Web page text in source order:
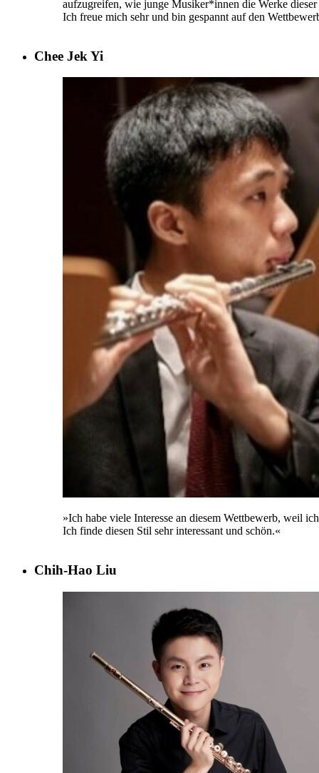
aufzugreifen, wie junge Musiker*innen die Werke
Ich freue mich sehr und bin gespannt auf den
Chee Jek Yi
»Ich habe viele Interesse an diesem Wettbewerb, weil
Ich finde diesen Stil sehr interessant und schön.«
Chih-Hao Liu